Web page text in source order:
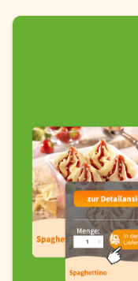
Snacks
Brot